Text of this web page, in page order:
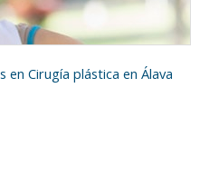
en Cirugía plástica en Álava